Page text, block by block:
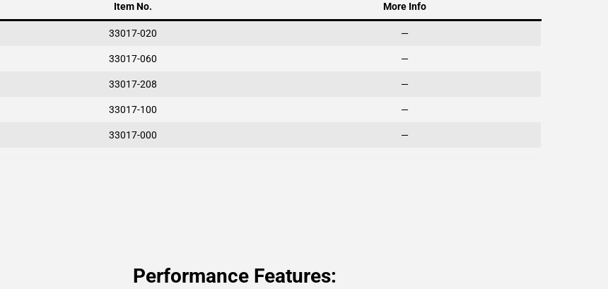
Item No. More Info
33017-020 —
33017-060 —
33017-208 —
33017-100 —
33017-000 —
Performance Features: